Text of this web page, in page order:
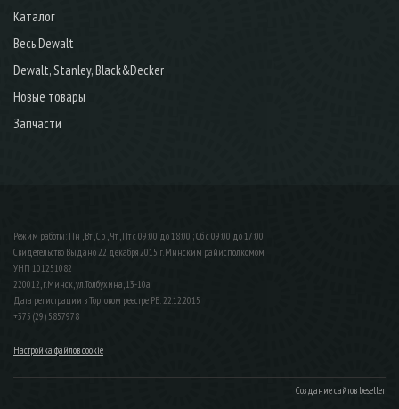
Каталог
Весь Dewalt
Dewalt, Stanley, Black&Decker
Новые товары
Запчасти
Режим работы: Пн , Вт , Ср , Чт , Пт c 09:00 до 18:00 ; Сб c 09:00 до 17:00
Свидетельство Выдано 22 декабря 2015 г. Минским райисполкомом
УНП 101251082
220012, г.Минск, ул.Толбухина, 13-10а
Дата регистрации в Торговом реестре РБ: 22.12.2015
+375 (29) 5857978
Настройка файлов cookie
Создание сайтов beseller